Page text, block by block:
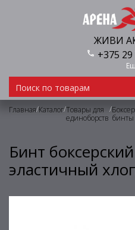
ЖИВИ
+375
Главная/Каталог/Товары для
единоборств
/
бинты
Бинт
эластичный